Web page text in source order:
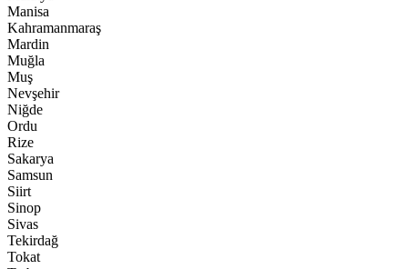
Manisa
Kahramanmaraş
Mardin
Muğla
Muş
Nevşehir
Niğde
Ordu
Rize
Sakarya
Samsun
Siirt
Sinop
Sivas
Tekirdağ
Tokat